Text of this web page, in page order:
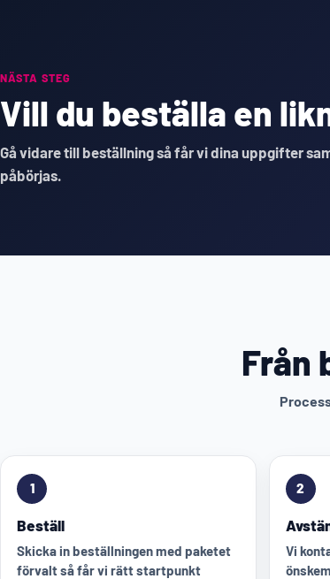
NÄSTA STEG
Vill du beställa en
Gå vidare till beställning så får vi dina uppgifter
påbörjas.
Från
1
Beställ
Skicka in beställningen med paketet
förvalt så får vi rätt startpunkt
2
Vi